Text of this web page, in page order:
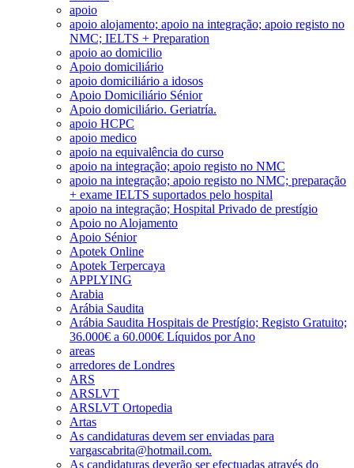
apoio
apoio alojamento; apoio na integração; apoio registo no
NMC; IELTS + Preparation
apoio ao domicilio
Apoio domiciliário
apoio domiciliário a idosos
Apoio Domiciliário Sénior
Apoio domiciliário. Geriatría.
apoio HCPC
apoio medico
apoio na equivalência do curso
apoio na integração; apoio registo no NMC
apoio na integração; apoio registo no NMC; preparação
+ exame IELTS suportados pelo hospital
apoio na integração; Hospital Privado de prestígio
Apoio no Alojamento
Apoio Sénior
Apotek Online
Apotek Terpercaya
APPLYING
Arabia
Arábia Saudita
Arábia Saudita Hospitais de Prestígio; Registo Gratuito;
36.000€ a 60.000€ Líquidos por Ano
areas
arredores de Londres
ARS
ARSLVT
ARSLVT Ortopedia
Artas
As candidaturas devem ser enviadas para
vargascabrita@hotmail.com.
As candidaturas deverão ser efectuadas através do